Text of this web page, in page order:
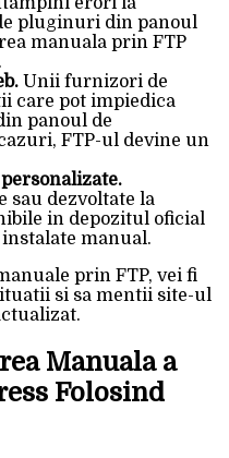
pluginuri din panoul
manuala prin FTP
Unii furnizori de
care pot impiedica
panoul de
FTP-ul devine un
dezvoltate la
in depozitul oficial
manual.
prin FTP, vei fi
si sa mentii site-ul
Manuala a
Folosind